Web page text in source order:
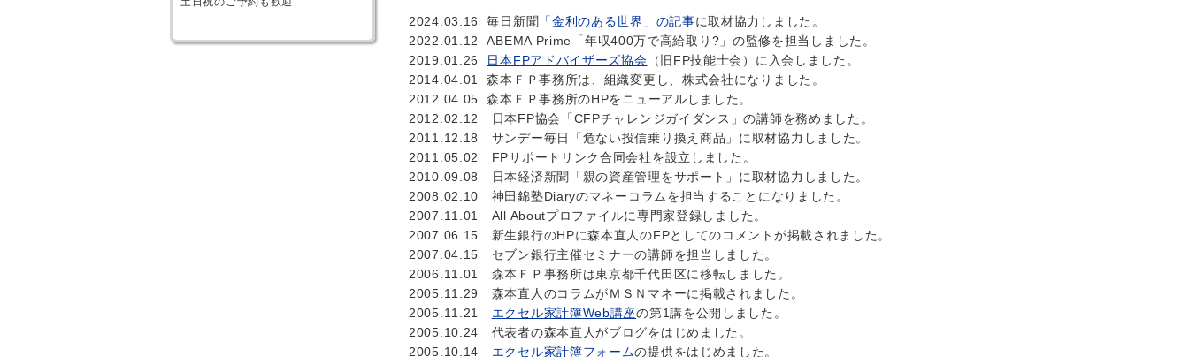
2024.03.16 毎日新聞 「金利のある世界」の記事に取材協力しました。
2022.01.12 ABEMA Prime「年収400万で高給取り?」の監修を担当しました。
2019.01.26 日本FPアドバイザーズ協会 （旧FP技能士会）に入会しました。
2014.04.01 森本ＦＰ事務所は、組織変更し、株式会社になりました。
2012.04.05 森本ＦＰ事務所のHPをニューアルしました。
2012.02.12 日本FP協会「CFPチャレンジガイダンス」の講師を務めました。
2011.12.18 サンデー毎日「危ない投信乗り換え商品」に取材協力しました。
2011.05.02 FPサポートリンク合同会社を設立しました。
2010.09.08 日本経済新聞「親の資産管理をサポート」に取材協力しました。
2008.02.10 神田錦塾Diaryのマネーコラムを担当することになりました。
2007.11.01 All Aboutプロファイルに専門家登録しました。
2007.06.15 新生銀行のHPに森本直人のFPとしてのコメントが掲載されました。
2007.04.15 セブン銀行主催セミナーの講師を担当しました。
2006.11.01 森本ＦＰ事務所は東京都千代田区に移転しました。
2005.11.29 森本直人のコラムがＭＳＮマネーに掲載されました。
2005.11.21 エクセル家計簿Web講座の第1講を公開しました。
2005.10.24 代表者の森本直人がブログをはじめました。
2005.10.14 エクセル家計簿フォームの提供をはじめました。